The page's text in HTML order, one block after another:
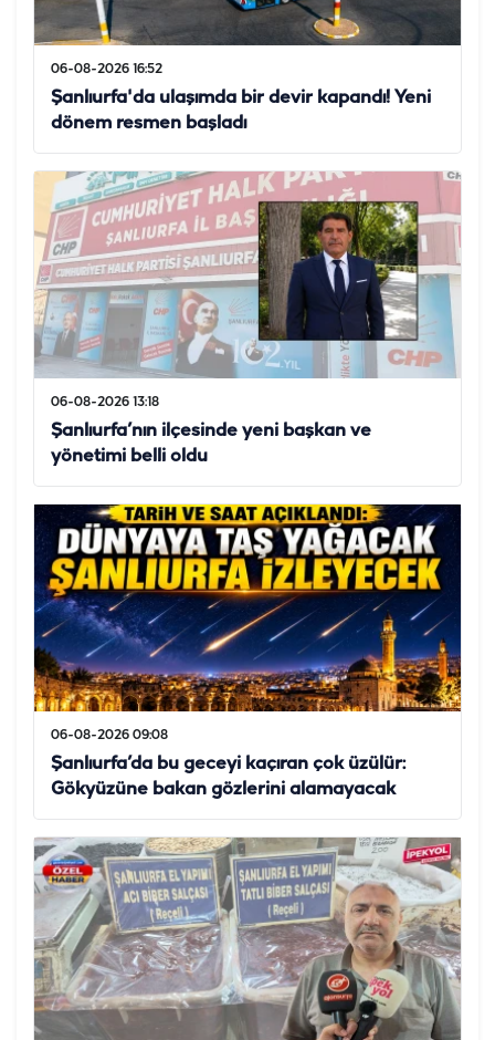
06-08-2026 16:52
Şanlıurfa'da ulaşımda bir devir kapandı! Yeni
dönem resmen başladı
06-08-2026 13:18
Şanlıurfa’nın ilçesinde yeni başkan ve
yönetimi belli oldu
06-08-2026 09:08
Şanlıurfa’da bu geceyi kaçıran çok üzülür:
Gökyüzüne bakan gözlerini alamayacak